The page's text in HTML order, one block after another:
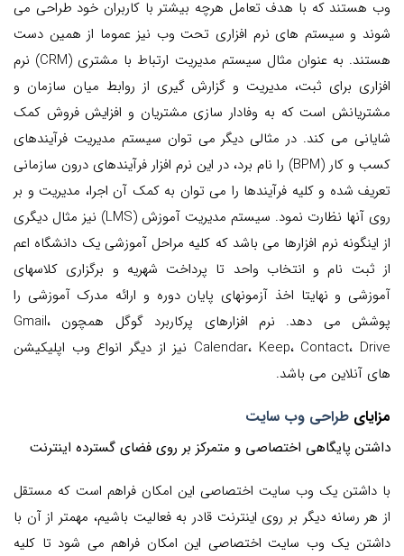
وب هستند که با هدف تعامل هرچه بیشتر با کاربران خود طراحی می
شوند و سیستم های نرم افزاری تحت وب نیز عموما از همین دست
هستند. به عنوان مثال سیستم مدیریت ارتباط با مشتری (CRM) نرم
افزاری برای ثبت، مدیریت و گزارش گیری از روابط میان سازمان و
مشتریانش است که به وفادار سازی مشتریان و افزایش فروش کمک
شایانی می کند. در مثالی دیگر می توان سیستم مدیریت فرآیندهای
کسب و کار (BPM) را نام برد، در این نرم افزار فرآیندهای درون سازمانی
تعریف شده و کلیه فرآیندها را می توان به کمک آن اجرا، مدیریت و بر
روی آنها نظارت نمود. سیستم مدیریت آموزش (LMS) نیز مثال دیگری
از اینگونه نرم افزارها می باشد که کلیه مراحل آموزشی یک دانشگاه اعم
از ثبت نام و انتخاب واحد تا پرداخت شهریه و برگزاری کلاسهای
آموزشی و نهایتا اخذ آزمونهای پایان دوره و ارائه مدرک آموزشی را
پوشش می دهد. نرم افزارهای پرکاربرد گوگل همچون Gmail،
Calendar، Keep، Contact، Drive نیز از دیگر انواع وب اپلیکیشن
های آنلاین می باشد.
مزایای طراحی وب سایت
داشتن پایگاهی اختصاصی و متمرکز بر روی فضای گسترده اینترنت
با داشتن یک وب سایت اختصاصی این امکان فراهم است که مستقل
از هر رسانه دیگر بر روی اینترنت قادر به فعالیت باشیم، مهمتر از آن با
داشتن یک وب سایت اختصاصی این امکان فراهم می شود تا کلیه